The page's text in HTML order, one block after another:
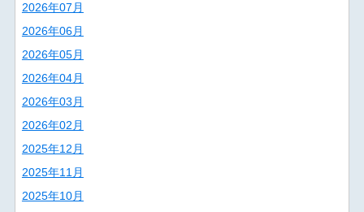
2026年07月
2026年06月
2026年05月
2026年04月
2026年03月
2026年02月
2025年12月
2025年11月
2025年10月